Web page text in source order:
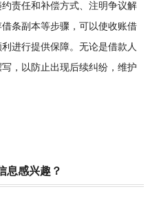
责任和补偿方式、注明争议解
条副本等步骤，可以使收账借
进行提供保障。无论是借款人
，以防止出现后续纠纷，维护
息感兴趣？